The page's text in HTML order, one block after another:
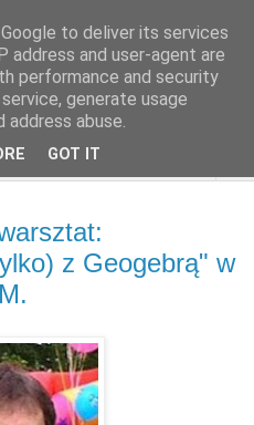
z Geogebrą" w
to deliver its services
address and user-agent are
performance and security
generate usage
abuse.
GOT IT